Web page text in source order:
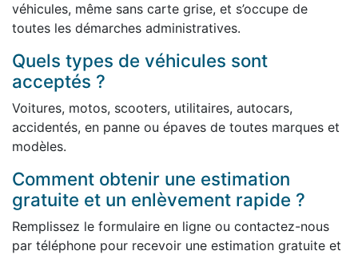
véhicules, même sans carte grise, et s’occupe de
toutes les démarches administratives.
Quels types de véhicules sont
acceptés ?
Voitures, motos, scooters, utilitaires, autocars,
accidentés, en panne ou épaves de toutes marques et
modèles.
Comment obtenir une estimation
gratuite et un enlèvement rapide ?
Remplissez le formulaire en ligne ou contactez-nous
par téléphone pour recevoir une estimation gratuite et